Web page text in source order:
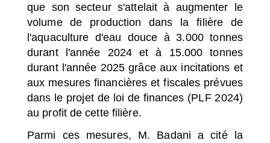
que son secteur s'attelait à augmenter le
volume de production dans la filière de
l'aquaculture d'eau douce à 3.000 tonnes
durant l'année 2024 et à 15.000 tonnes
durant l'année 2025 grâce aux incitations et
aux mesures financières et fiscales prévues
dans le projet de loi de finances (PLF 2024)
au profit de cette filière.
Parmi ces mesures, M. Badani a cité la